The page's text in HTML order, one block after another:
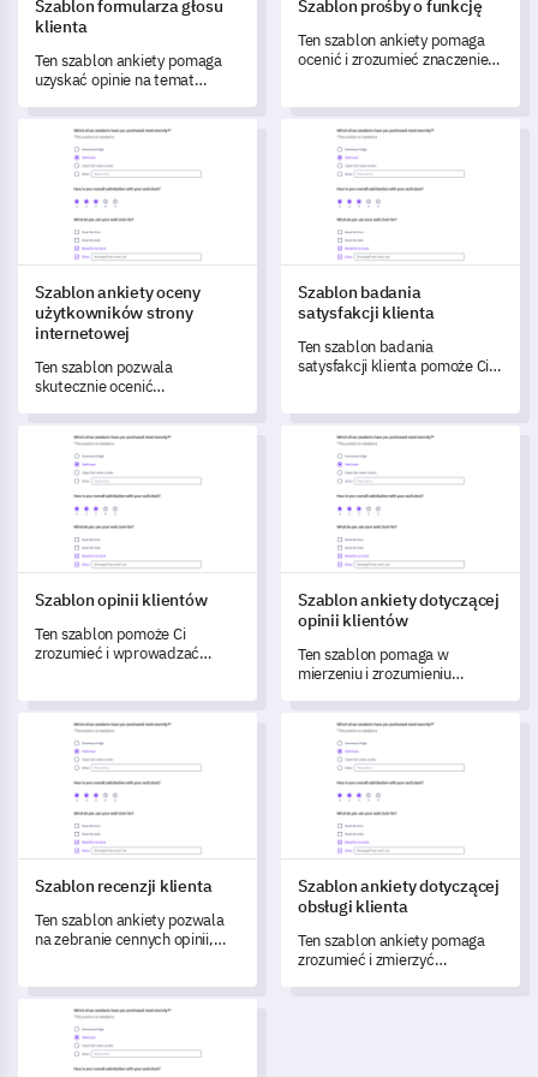
Szablon formularza głosu
klienta
Ten szablon ankiety pomaga
uzyskać opinie na temat
przekształcić doświadczenia
klientów.
Szablon prośby o funkcję
Ten szablon ankiety pomaga
ocenić i zrozumieć znaczenie
Szablon ankiety oceny użytkowników strony internetowej
Szablon ankiety oceny
użytkowników strony
internetowej
Ten szablon pozwala
skutecznie ocenić
zidentyfikować obszary do
poprawy.
Szablon badania satysfakcji
Szablon badania
satysfakcji klienta
Ten szablon badania
satysfakcji klienta pomoże Ci
klientów.
Szablon opinii klientów
Szablon opinii klientów
Ten szablon pomoże Ci
zrozumieć i wprowadzać
klientów.
Szablon ankiety dotyczącej
Szablon ankiety dotyczącej
opinii klientów
Ten szablon pomaga w
mierzeniu i zrozumieniu
Szablon recenzji klienta
Szablon recenzji klienta
Ten szablon ankiety pozwala
na zebranie cennych opinii,
klientów.
Szablon ankiety dotyczącej
Szablon ankiety dotyczącej
obsługi klienta
Ten szablon ankiety pomaga
zrozumieć i zmierzyć
Szablon formularza ankiety dla klientów